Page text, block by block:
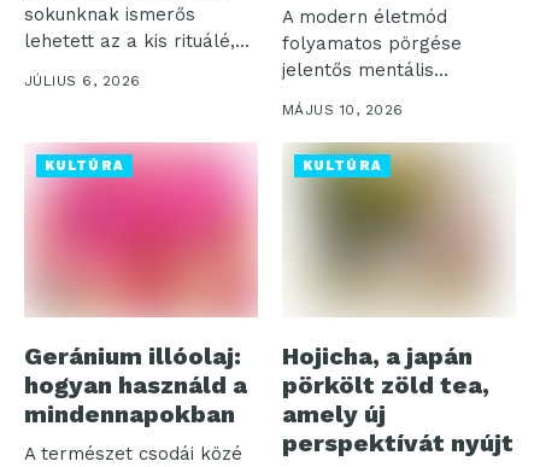
sokunknak ismerős
lehetett az a kis rituálé,
amikor a...
JÚLIUS 6, 2026
A modern életmód
folyamatos pörgése
jelentős mentális
terhelést jelent, amit a
MÁJUS 10, 2026
KULTÚRA
Geránium illóolaj:
hogyan használd a
mindennapokban
A természet csodái közé
KULTÚRA
Hojicha, a japán
pörkölt zöld tea,
amely új
perspektívát nyújt